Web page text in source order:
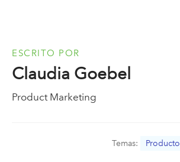
ESCRITO POR
Claudia Goebel
Product Marketing
Temas: Producto